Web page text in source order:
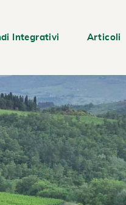
Integrativi Articoli